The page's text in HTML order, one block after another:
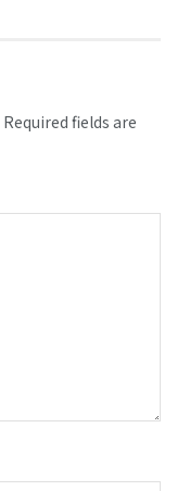
Required fields are